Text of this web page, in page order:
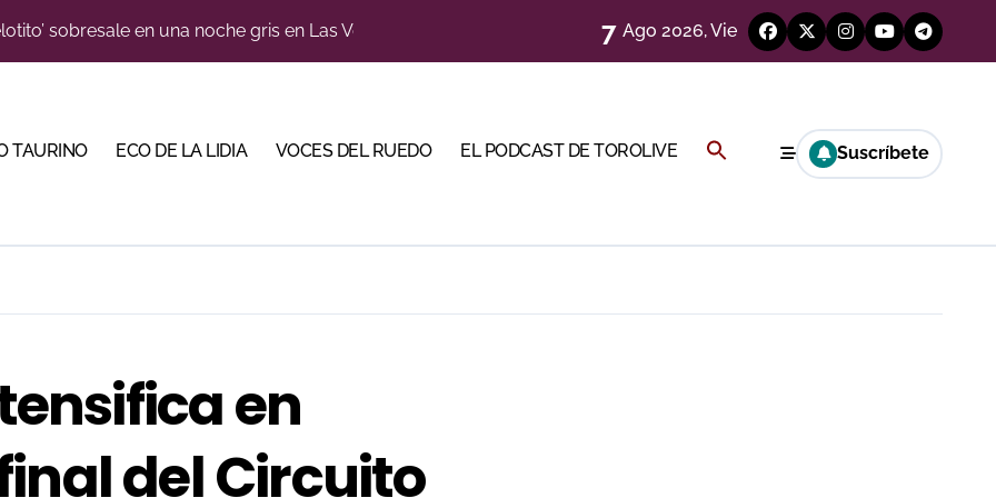
de Tauroemoción en Huesca: «Todas las figuras del toreo quieren venir a esta feria»
para impulsar la corrida de la Piedad
su temporada de figura y el palco niega el premio a Roca Rey
7 Ago 2026, Vie
TAURINO ECO DE LA LIDIA VOCES DEL RUEDO EL PODCAST DE TOROLIVE Buscar: Suscríbete
en
del Circuito